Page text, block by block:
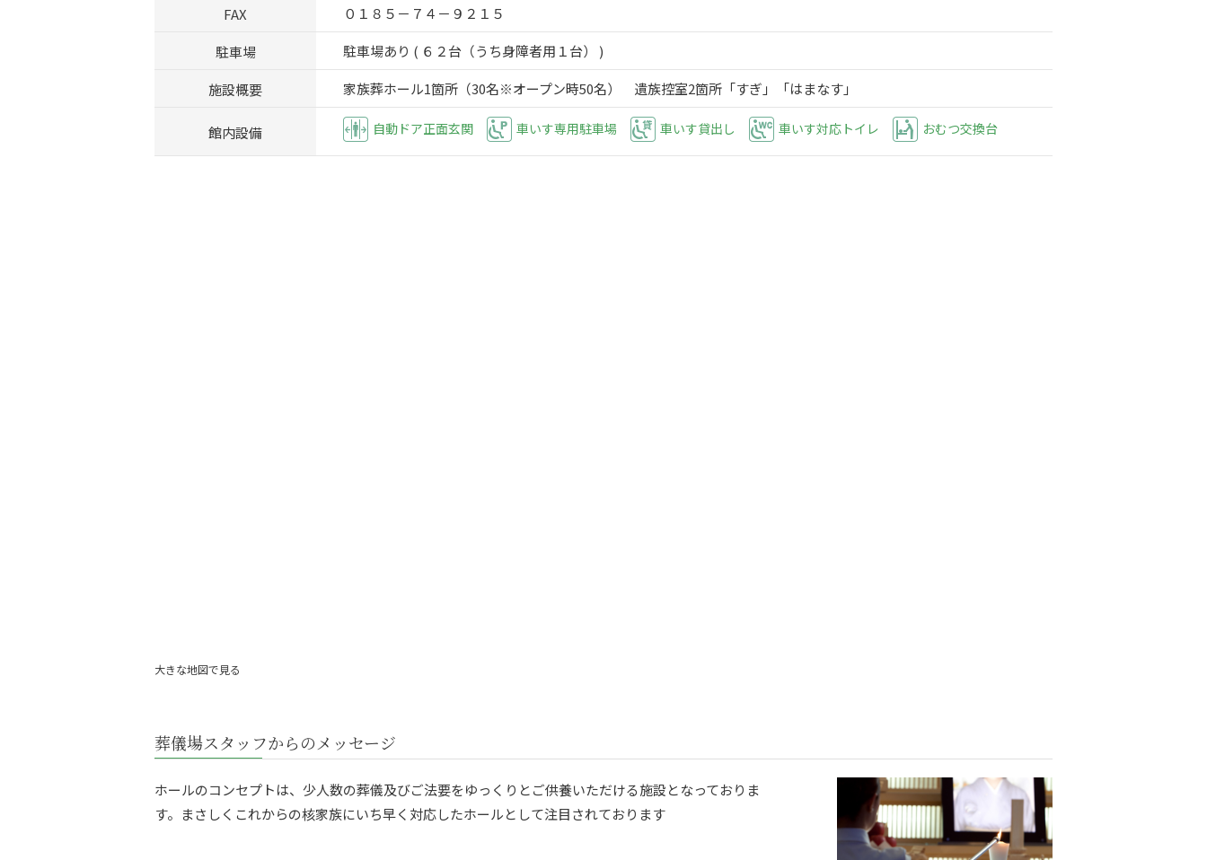
FAX
０１８５－７４－９２１５
駐車場
駐車場あり ( ６２台（うち身障者用１台） )
施設概要
家族葬ホール1箇所（30名※オープン時50名） 遺族控室2箇所「すぎ」「はまなす」
館内設備 自動ドア正面玄関 車いす専用駐車場 車いす貸出し 車いす対応トイレ おむつ交換台
大きな地図で見る
葬儀場スタッフからのメッセージ
ホールのコンセプトは、少人数の葬儀及びご法要をゆっくりとご供養いただける施設となっておりま
す。まさしくこれからの核家族にいち早く対応したホールとして注目されております